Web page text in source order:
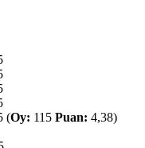
(Oy: 115 Puan: 4,38)